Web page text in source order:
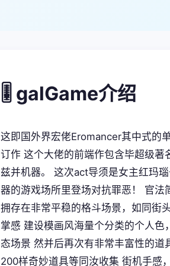
🎚️ galGame介绍
这即国外界宏佬Eromancer其中式的
订作 这个大佬的前端作包含毕超级著
兹并机器。 这次act导须是女主红玛
器的游戏场所里登场对抗罪恶！ 官法
拥存在非常平稳的格斗场景，如同街
掌感 建设模画风海量个分类的个人色
态场景 然并后再次有非常丰富性的道
200样奇妙道具等同汝收集 街机手感